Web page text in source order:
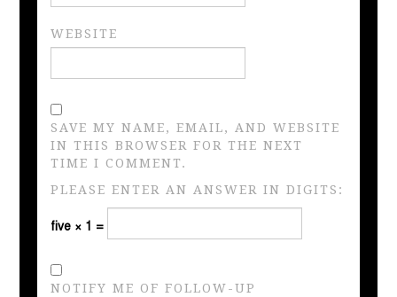
WEBSITE
SAVE MY NAME, EMAIL, AND WEBSITE
IN THIS BROWSER FOR THE NEXT
TIME I COMMENT.
PLEASE ENTER AN ANSWER IN DIGITS:
five × 1 =
NOTIFY ME OF FOLLOW-UP